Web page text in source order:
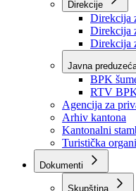
Direkcije
Direkcija
Direkcija
Direkcija
Javna
BPK šume
RTV
Agencija za
Arhiv kantona
Kantonalni
Turistička